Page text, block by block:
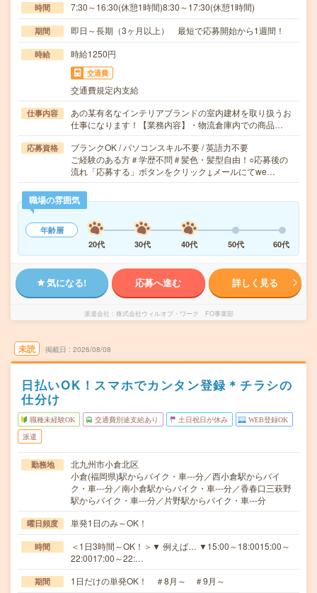
時間 7:30～16:30(休憩1時間)8:30～17:30(休憩1時間)
期間 即日～長期（3ヶ月以上） 最短で応募開始から1週間！
時給 時給1250円
交通費
交通費規定内支給
仕事内容
あの某有名なインテリアブランドの室内建材を取り扱うお
仕事になります！【業務内容】・物流倉庫内での商品…
応募資格
ブランクOK / パソコンスキル不要 / 英語力不要
ご経験のある方＃学歴不問＃髪色・髪型自由！○応募後の
流れ「応募する」ボタンをクリック↓メールにてwe…
職場の雰囲気
年齢層
20代
30代 40代 50代 60代
気になる! 応募へ進む 詳しく見る
派遣会社 株式会社ウィルオブ・ワーク FO事業部
未読 掲載日 2026/08/08
日払いOK！スマホでカンタン登録＊チラシの
仕分け
職種未経験OK 交通費別途支給あり 土日祝日が休み WEB登録OK
派遣
勤務地
北九州市小倉北区
小倉(福岡県)駅からバイク・車---分／西小倉駅からバイ
ク・車---分／南小倉駅からバイク・車---分／香春口三萩野
駅からバイク・車---分／片野駅からバイク・車---分
曜日頻度 単発1日のみ～OK！
時間
＜1日3時間～OK！＞▼ 例えば… ▼15:00～18:0015:00～
22:0017:00～22:…
期間 1日だけの単発OK！ ＃8月～ ＃9月～